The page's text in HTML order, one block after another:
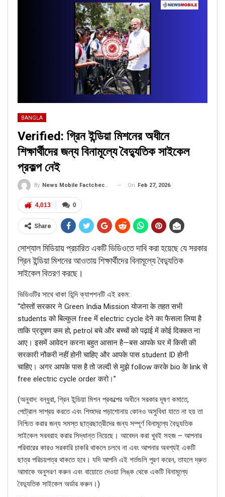
BANGLA
Verified: গ্রিন ইন্ডিয়া মিশনের অধীনে
শিক্ষার্থীদের জন্য বিনামূল্যে বৈদ্যুতিক সাইকেল
প্রকল্প নেই
By News Mobile Factcheck Bureau On Feb 27, 2026
0
4,013
Share
সোশ্যাল মিডিয়ায় প্রচারিত একটি ভিডিওতে দাবি করা হয়েছে যে সরকার
গ্রিন ইন্ডিয়া মিশনের আওতায় শিক্ষার্থীদের বিনামূল্যে বৈদ্যুতিক
সাইকেল বিতরণ করছে।
ভিডিওটির সাথে থাকা হিন্দি ক্যাপশনটি এই রকম:
“दोस्तों सरकार ने Green India Mission योजना के तहत सभी
students को बिल्कुल free में electric cycle देने का फैसला लिया है
ताकि प्रदूषण कम हो, petrol बचे और बच्चों को पढ़ाई में कोई दिक्कत ना
आए। इसमें आवेदन करना बहुत आसान है—बस आपके घर में किसी की
सरकारी नौकरी नहीं होनी चाहिए और आपके पास student ID होनी
चाहिए। अगर आपके पास है तो जल्दी से मुझे follow करके bio के link से
free electric cycle order करो।”
(‌অনুবাদ: বন্ধুরা, গ্রিন ইন্ডিয়া মিশন প্রকল্পের অধীনে সরকার দূষণ কমাতে,
পেট্রোল সাশ্রয় করতে এবং শিশুদের পড়াশোনায় কোনও অসুবিধা যাতে না হয় তা
নিশ্চিত করার জন্য সমস্ত ছাত্রছাত্রীদের জন্য সম্পূর্ণ বিনামূল্যে বৈদ্যুতিক
সাইকেল সরবরাহ করার সিদ্ধান্ত নিয়েছে। আবেদন করা খুবই সহজ – আপনার
পরিবারের কারও সরকারি চাকরি থাকলে চলবে না এবং আপনার অবশ্যই একটি
ছাত্র পরিচয়পত্র থাকতে হবে। যদি আপনি এই শর্তগুলি পূরণ করেন, তাহলে দ্রুত
আমাকে অনুসরণ করুন এবং বায়োতে দেওয়া লিঙ্ক থেকে একটি বিনামূল্যে
বৈদ্যুতিক সাইকেল অর্ডার করুন।)‌